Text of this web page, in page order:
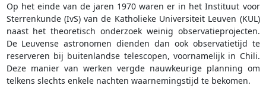
Op het einde van de jaren 1970 waren er in het Instituut voor
Sterrenkunde (IvS) van de Katholieke Universiteit Leuven (KUL)
naast het theoretisch onderzoek weinig observatieprojecten.
De Leuvense astronomen dienden dan ook observatietijd te
reserveren bij buitenlandse telescopen, voornamelijk in Chili.
Deze manier van werken vergde nauwkeurige planning om
telkens slechts enkele nachten waarnemingstijd te bekomen.